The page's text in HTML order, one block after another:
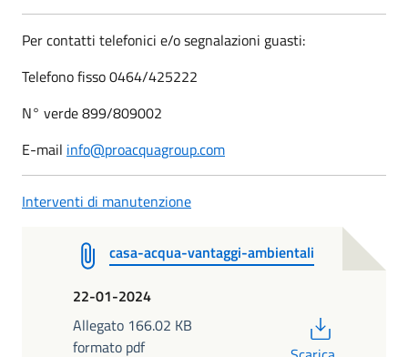
Per contatti telefonici e/o segnalazioni guasti:
Telefono fisso 0464/425222
N° verde 899/809002
E-mail info@proacquagroup.com
Interventi di manutenzione
casa-acqua-vantaggi-ambientali
22-01-2024
Allegato 166.02 KB
formato pdf